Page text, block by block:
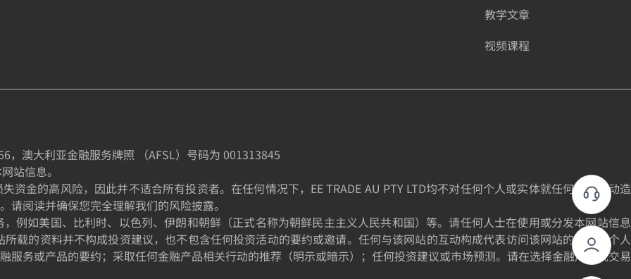
教学文章
视频课程
，澳大利亚金融服务牌照 （AFSL）号码为 001313845
站信息。
金的高风险，因此并不适合所有投资者。在任何情况下，EE TRADE AU PTY LTD均不对任何个人或实体就任何投资活动造
阅读并确保您完全理解我们的风险披露。
，例如美国、比利时、以色列、伊朗和朝鲜（正式名称为朝鲜民主主义人民共和国）等。请任何人士在使用或分发本网站信息
载的资料并不构成投资建议，也不包含任何投资活动的要约或邀请。任何与该网站的互动构成代表访问该网站的个人的个人
服务或产品的要约；采取任何金融产品相关行动的推荐（明示或暗示）；任何投资建议或市场预测。请在选择金融产品或交易